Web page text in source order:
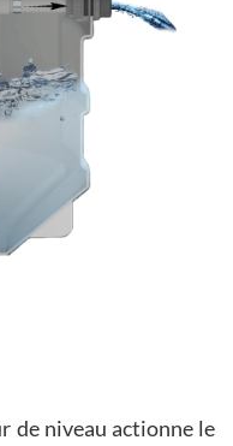
de niveau actionne le